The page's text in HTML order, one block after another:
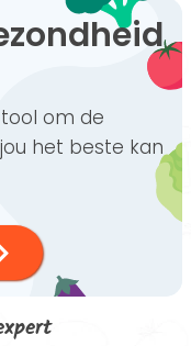
om de
het beste kan